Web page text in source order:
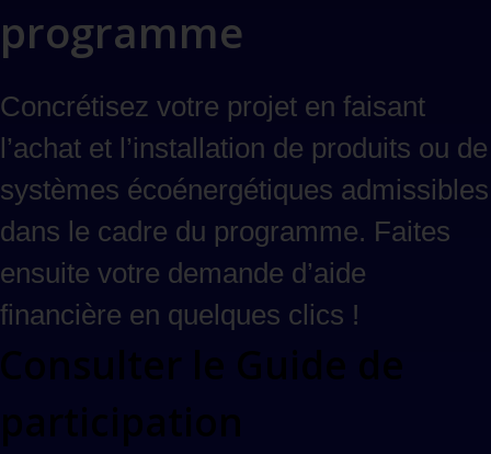
programme
Concrétisez votre projet en faisant
l’achat et l’installation de produits ou de
systèmes écoénergétiques admissibles
dans le cadre du programme. Faites
ensuite votre demande d’aide
financière en quelques clics !
Consulter le Guide de
participation